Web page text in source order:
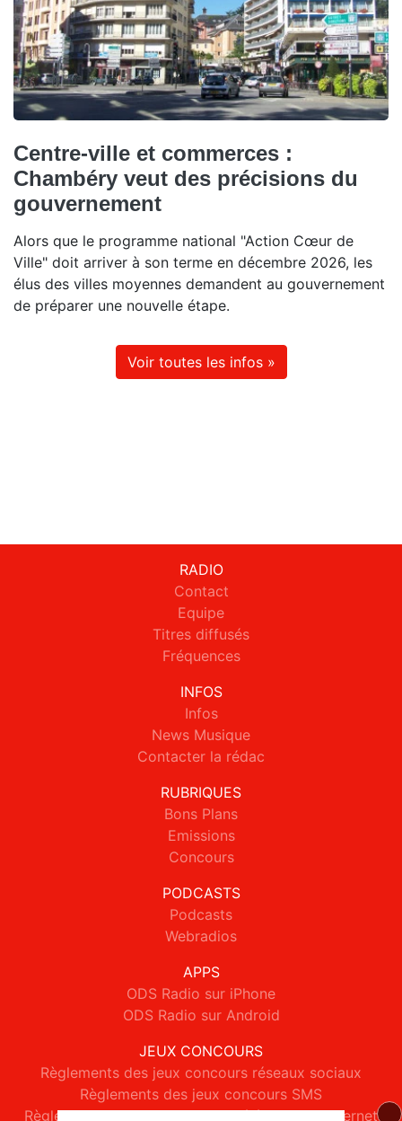
Centre-ville et commerces :
Chambéry veut des précisions du
gouvernement
Alors que le programme national "Action Cœur de
Ville" doit arriver à son terme en décembre 2026, les
élus des villes moyennes demandent au gouvernement
de préparer une nouvelle étape.
Voir toutes les infos »
RADIO
Contact
Equipe
Titres diffusés
Fréquences
INFOS
Infos
News Musique
Contacter la rédac
RUBRIQUES
Bons Plans
Emissions
Concours
PODCASTS
Podcasts
Webradios
APPS
ODS Radio sur iPhone
ODS Radio sur Android
JEUX CONCOURS
Règlements des jeux concours réseaux sociaux
Règlements des jeux concours SMS
Règlements des jeux concours téléphone et internet